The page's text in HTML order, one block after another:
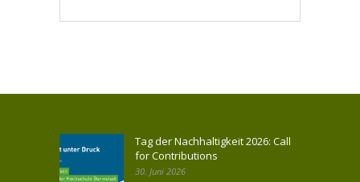
Tag der Nachhaltigkeit 2026: Call
for Contributions
30. Juni 2026